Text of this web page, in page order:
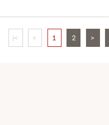
|< < 1 2 >